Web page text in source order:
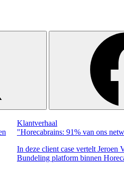
Klantverhaal
"Horecabrains: 91% van ons
In deze client case vertelt Jeroen
Bundeling platform binnen